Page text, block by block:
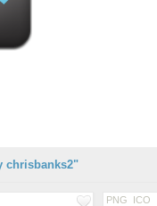
chrisbanks2"
PNG ICO